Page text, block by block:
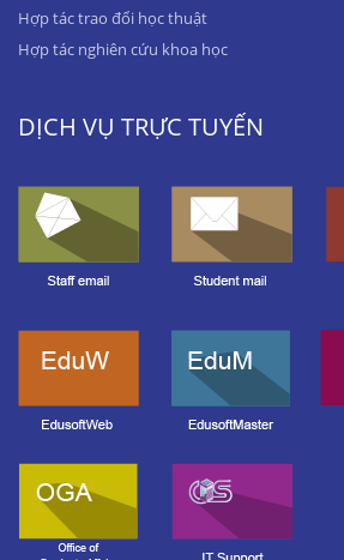
Hợp tác trao đổi học thuật
Hợp tác nghiên cứu khoa học
DỊCH VỤ TRỰC TUYẾN